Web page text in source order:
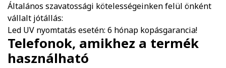
Általános szavatossági kötelességeinken felül önként
vállalt jótállás:
Led UV nyomtatás esetén: 6 hónap kopásgarancia!
Telefonok, amikhez a termék
használható